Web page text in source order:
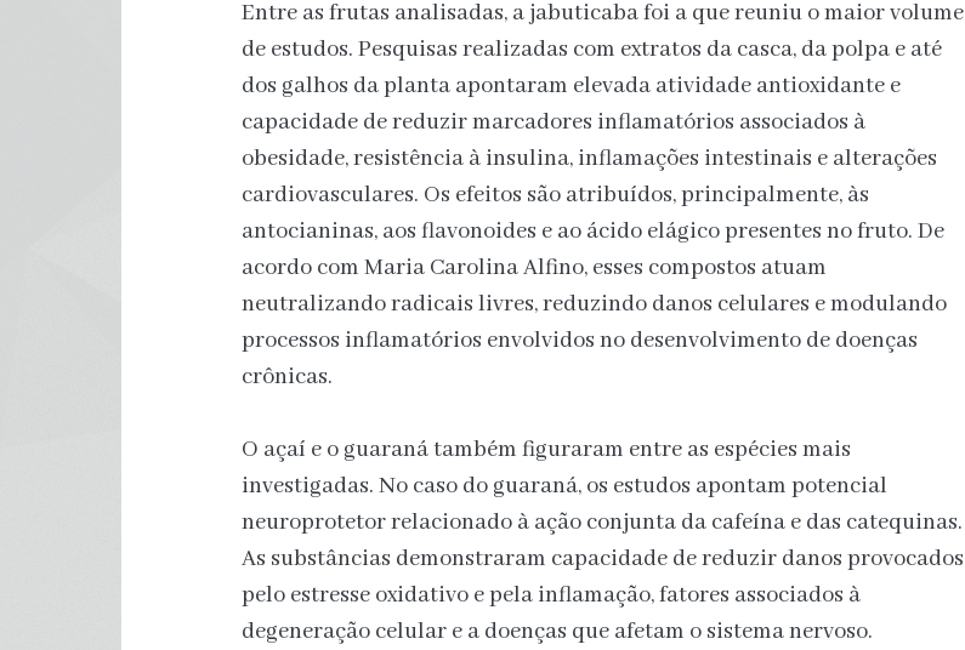
Entre as frutas analisadas, a jabuticaba foi a que reuniu o maior volume
de estudos. Pesquisas realizadas com extratos da casca, da polpa e até
dos galhos da planta apontaram elevada atividade antioxidante e
capacidade de reduzir marcadores inflamatórios associados à
obesidade, resistência à insulina, inflamações intestinais e alterações
cardiovasculares. Os efeitos são atribuídos, principalmente, às
antocianinas, aos flavonoides e ao ácido elágico presentes no fruto. De
acordo com Maria Carolina Alfino, esses compostos atuam
neutralizando radicais livres, reduzindo danos celulares e modulando
processos inflamatórios envolvidos no desenvolvimento de doenças
crônicas.
O açaí e o guaraná também figuraram entre as espécies mais
investigadas. No caso do guaraná, os estudos apontam potencial
neuroprotetor relacionado à ação conjunta da cafeína e das catequinas.
As substâncias demonstraram capacidade de reduzir danos provocados
pelo estresse oxidativo e pela inflamação, fatores associados à
degeneração celular e a doenças que afetam o sistema nervoso.